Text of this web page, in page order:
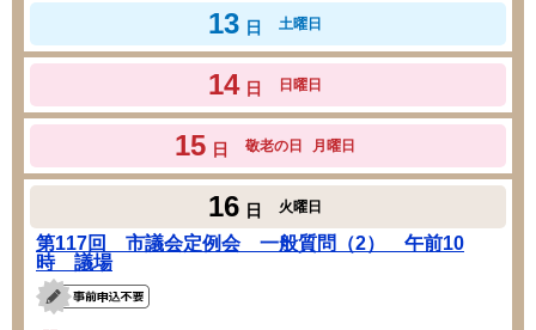
13 日 土曜日
14 日 日曜日
15 日 敬老の日 月曜日
16 日 火曜日
第117回 市議会定例会 一般質問（2） 午前10
時 議場